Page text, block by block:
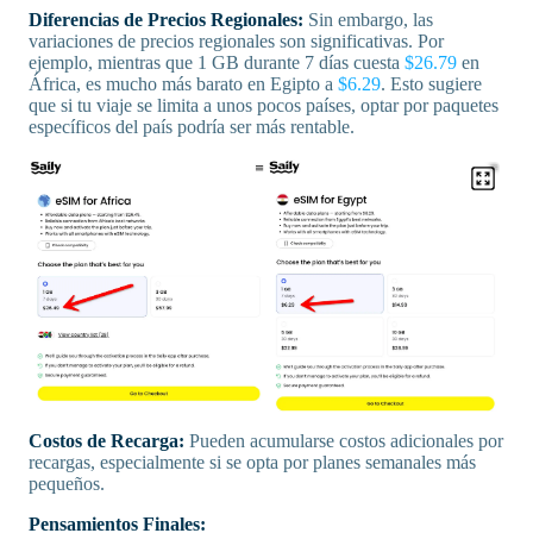
Diferencias de Precios Regionales: Sin embargo, las
variaciones de precios regionales son significativas. Por
ejemplo, mientras que 1 GB durante 7 días cuesta $26.79 en
África, es mucho más barato en Egipto a $6.29. Esto sugiere
que si tu viaje se limita a unos pocos países, optar por paquetes
específicos del país podría ser más rentable.
Costos de Recarga: Pueden acumularse costos adicionales por
recargas, especialmente si se opta por planes semanales más
pequeños.
Pensamientos Finales: